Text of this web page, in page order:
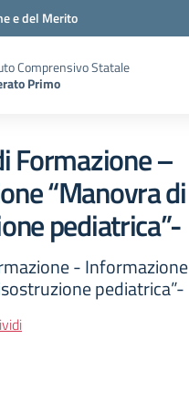
e del Merito
Comprensivo Statale
Primo
Formazione –
“Manovra di
pediatrica”-
- Informazione
pediatrica”-